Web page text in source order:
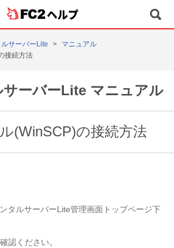
ヘルプ
サーバーLite
マニュアル
接続方法
サーバーLite マニュアル
(WinSCP)の接続方法
タルサーバーLite管理画面トップページ下
認ください。